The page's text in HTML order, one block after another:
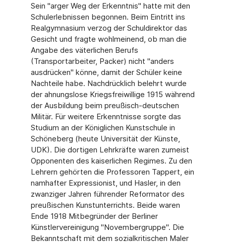
Sein "arger Weg der Erkenntnis" hatte mit den
Schulerlebnissen begonnen. Beim Eintritt ins
Realgymnasium verzog der Schuldirektor das
Gesicht und fragte wohlmeinend, ob man die
Angabe des väterlichen Berufs
(Transportarbeiter, Packer) nicht "anders
ausdrücken" könne, damit der Schüler keine
Nachteile habe. Nachdrücklich belehrt wurde
der ahnungslose Kriegsfreiwillige 1915 während
der Ausbildung beim preußisch-deutschen
Militär. Für weitere Erkenntnisse sorgte das
Studium an der Königlichen Kunstschule in
Schöneberg (heute Universität der Künste,
UDK). Die dortigen Lehrkräfte waren zumeist
Opponenten des kaiserlichen Regimes. Zu den
Lehrern gehörten die Professoren Tappert, ein
namhafter Expressionist, und Hasler, in den
zwanziger Jahren führender Reformator des
preußischen Kunstunterrichts. Beide waren
Ende 1918 Mitbegründer der Berliner
Künstlervereinigung "Novembergruppe". Die
Bekanntschaft mit dem sozialkritischen Maler